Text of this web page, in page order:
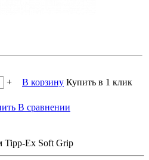
+ В корзину Купить в 1 клик
В сравнении
Tipp-Ex Soft Grip